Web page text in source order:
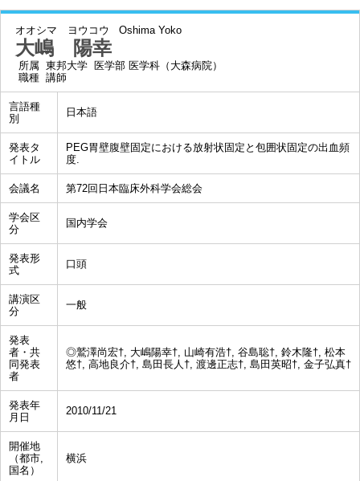
オオシマ ヨウコウ Oshima Yoko
大嶋 陽幸
所属 東邦大学 医学部 医学科（大森病院）
職種 講師
言語種
別
日本語
発表タ
イトル
PEG胃壁腹壁固定における放射状固定と包囲状固定の出血頻
度.
会議名 第72回日本臨床外科学会総会
学会区
分
国内学会
発表形
式
口頭
講演区
分
一般
発表
者・共
同発表
者
◎鷲澤尚宏†, 大嶋陽幸†, 山崎有浩†, 谷島聡†, 鈴木隆†, 松本
悠†, 高地良介†, 島田長人†, 渡邊正志†, 島田英昭†, 金子弘真†
発表年
月日
2010/11/21
開催地
（都市,
国名）
横浜